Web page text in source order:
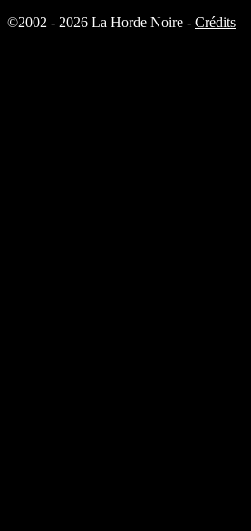
©2002 - 2026 La Horde Noire - Crédits